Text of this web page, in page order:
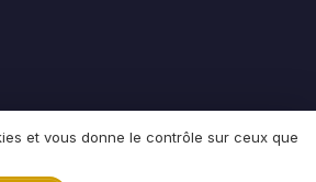
et vous donne le contrôle sur ceux que